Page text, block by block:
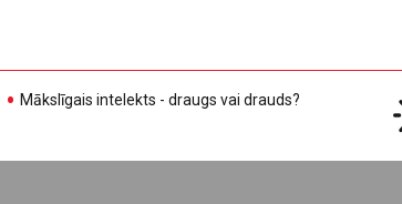
Mākslīgais intelekts - draugs vai drauds?